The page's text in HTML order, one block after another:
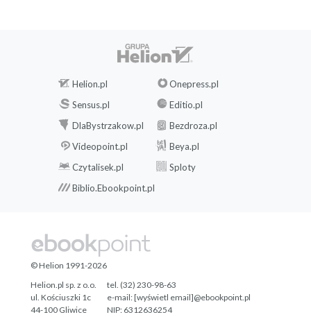
Helion.pl
Onepress.pl
Sensus.pl
Editio.pl
DlaBystrzakow.pl
Bezdroza.pl
Videopoint.pl
Beya.pl
Czytalisek.pl
Sploty
Biblio.Ebookpoint.pl
© Helion 1991-2026
Helion.pl sp. z o.o.
ul. Kościuszki 1c
44-100 Gliwice
tel. (32) 230-98-63
e-mail:[wyświetl email]@ebookpoint.pl
NIP: 6312636254